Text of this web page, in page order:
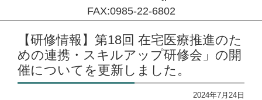
FAX:0985-22-6802
コンテンツに移動
【研修情報】第18回 在宅医療推進のた
めの連携・スキルアップ研修会」の開
催についてを更新しました。
2024年7月24日